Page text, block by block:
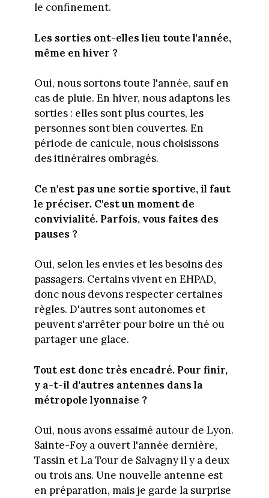
le confinement.
Les sorties ont-elles lieu toute l'année,
même en hiver ?
Oui, nous sortons toute l'année, sauf en
cas de pluie. En hiver, nous adaptons les
sorties : elles sont plus courtes, les
personnes sont bien couvertes. En
période de canicule, nous choisissons
des itinéraires ombragés.
Ce n'est pas une sortie sportive, il faut
le préciser. C'est un moment de
convivialité. Parfois, vous faites des
pauses ?
Oui, selon les envies et les besoins des
passagers. Certains vivent en EHPAD,
donc nous devons respecter certaines
règles. D'autres sont autonomes et
peuvent s'arrêter pour boire un thé ou
partager une glace.
Tout est donc très encadré. Pour finir,
y a-t-il d'autres antennes dans la
métropole lyonnaise ?
Oui, nous avons essaimé autour de Lyon.
Sainte-Foy a ouvert l'année dernière,
Tassin et La Tour de Salvagny il y a deux
ou trois ans. Une nouvelle antenne est
en préparation, mais je garde la surprise